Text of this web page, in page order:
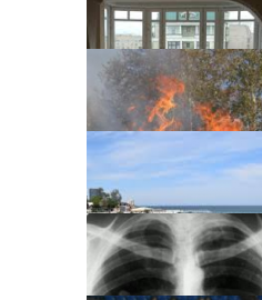
В Киеве состоится
Ситуація з орендою
Пожар на свалке под